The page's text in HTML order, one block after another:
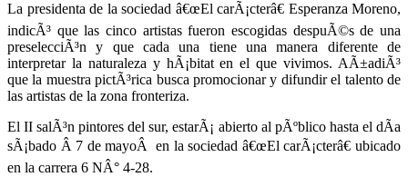
La presidenta de la sociedad â€œEl carÃ¡cterâ€ Esperanza Moreno,
indicÃ³ que las cinco artistas fueron escogidas despuÃ©s de una
preselecciÃ³n y que cada una tiene una manera diferente de
interpretar la naturaleza y hÃ¡bitat en el que vivimos. AÃ±adiÃ³
que la muestra pictÃ³rica busca promocionar y difundir el talento de
las artistas de la zona fronteriza.
El II salÃ³n pintores del sur, estarÃ¡ abierto al pÃºblico hasta el dÃ­a
sÃ¡bado Â 7 de mayoÂ en la sociedad â€œEl carÃ¡cterâ€ ubicado
en la carrera 6 NÂ° 4-28.